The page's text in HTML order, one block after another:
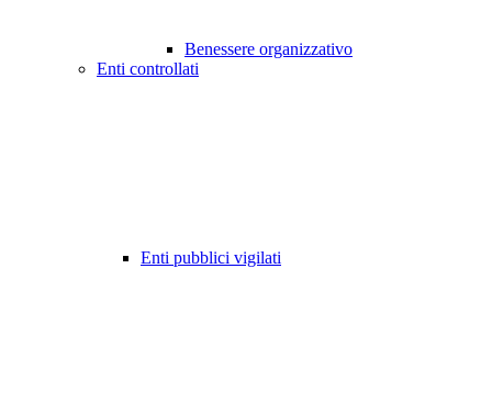
Benessere organizzativo
Enti controllati
Enti pubblici vigilati